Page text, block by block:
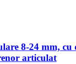
8-24 mm, cu
articulat